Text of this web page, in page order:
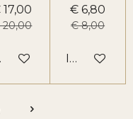
20,00
winkelwagen
€ 6,80
€ 8,00
In